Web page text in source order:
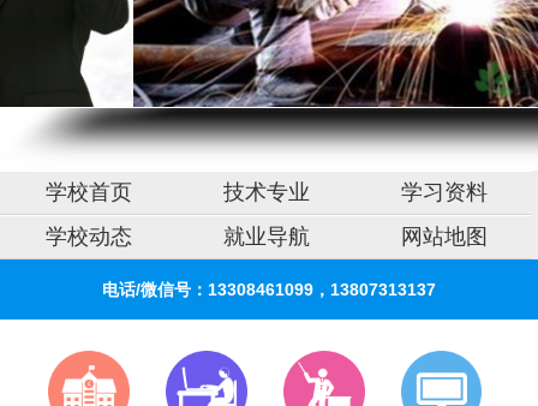
学校首页 技术专业
学习资料
学校动态
就业导航 网站地图
电话/微信号：13308461099，13807313137